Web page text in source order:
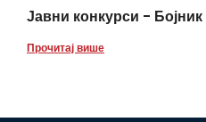
Јавни конкурси - Бојник
Прочитај више